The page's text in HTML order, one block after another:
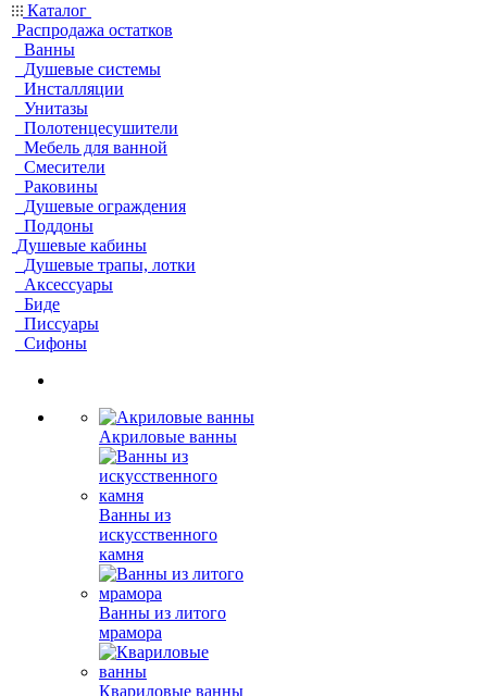
Каталог
Распродажа остатков
Ванны
Душевые системы
Инсталляции
Унитазы
Полотенцесушители
Мебель для ванной
Смесители
Раковины
Душевые ограждения
Поддоны
Душевые кабины
Душевые трапы, лотки
Аксессуары
Биде
Писсуары
Сифоны
Акриловые ванны
Ванны из
искусственного
камня
Ванны из литого
мрамора
Квариловые ванны